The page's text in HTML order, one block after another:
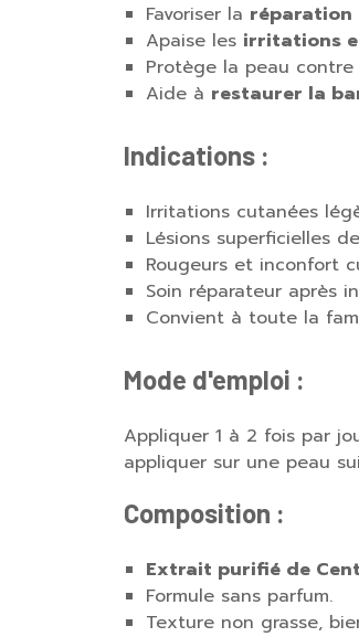
Favoriser la réparation
Apaise les irritations
Protège la peau
Aide à restaurer la
Indications :
Irritations cutanées
Lésions superficielles
Rougeurs et inconfort
Soin réparateur après
Convient à toute la
Mode d'emploi :
Appliquer 1 à 2 fois par
appliquer sur une peau
Composition :
Extrait purifié de
Formule sans parfum.
Texture non grasse,